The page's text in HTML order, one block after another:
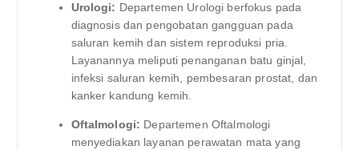
Urologi: Departemen Urologi berfokus pada
diagnosis dan pengobatan gangguan pada
saluran kemih dan sistem reproduksi pria.
Layanannya meliputi penanganan batu ginjal,
infeksi saluran kemih, pembesaran prostat, dan
kanker kandung kemih.
Oftalmologi: Departemen Oftalmologi
menyediakan layanan perawatan mata yang